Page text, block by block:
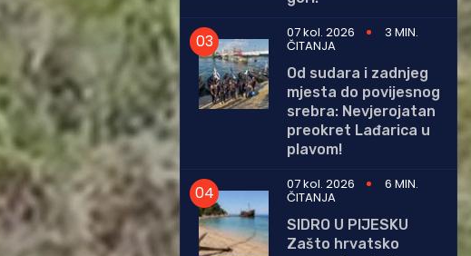
07 kol. 2026
3 MIN.
ČITANJA
Od sudara i zadnjeg
mjesta do povijesnog
srebra: Nevjerojatan
preokret Lađarica u
plavom!
07 kol. 2026
6 MIN.
ČITANJA
SIDRO U PIJESKU
Zašto hrvatsko